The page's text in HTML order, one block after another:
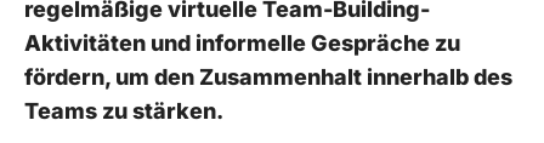
regelmäßige virtuelle⁢ Team-Building-
Aktivitäten und informelle ⁤Gespräche zu
⁣fördern, um den ⁤Zusammenhalt innerhalb des
Teams​ zu stärken.